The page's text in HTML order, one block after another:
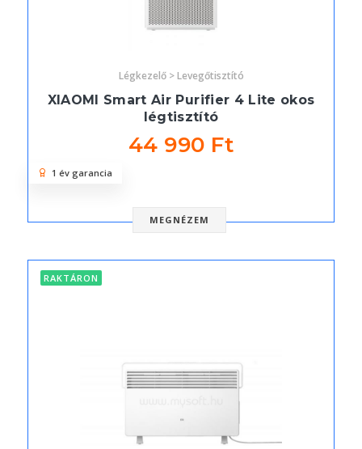
Légkezelő > Levegőtisztító
XIAOMI Smart Air Purifier 4 Lite okos
légtisztító
44 990 Ft
MEGNÉZEM
1 év garancia
RAKTÁRON